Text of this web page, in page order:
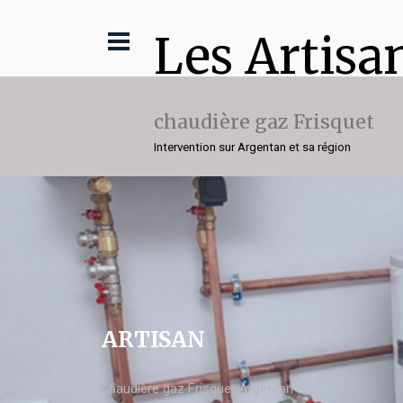
Les
chaudière gaz Frisquet
Intervention sur Argentan et sa région
ARTISAN
chaudière gaz Frisquet Argentan